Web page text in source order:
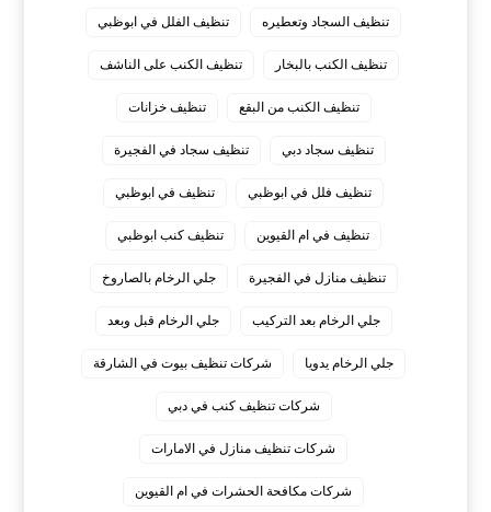
تنظيف السجاد وتعطيره تنظيف الفلل في ابوظبي
تنظيف الكنب بالبخار تنظيف الكنب على الناشف
تنظيف الكنب من البقع تنظيف خزانات
تنظيف سجاد دبي تنظيف سجاد في الفجيرة
تنظيف فلل في ابوظبي تنظيف في ابوظبي
تنظيف في ام القيوين تنظيف كنب ابوظبي
تنظيف منازل في الفجيرة جلي الرخام بالصاروخ
جلي الرخام بعد التركيب جلي الرخام قبل وبعد
جلي الرخام يدويا شركات تنظيف بيوت في الشارقة
شركات تنظيف كنب في دبي
شركات تنظيف منازل في الامارات
شركات مكافحة الحشرات في ام القيوين